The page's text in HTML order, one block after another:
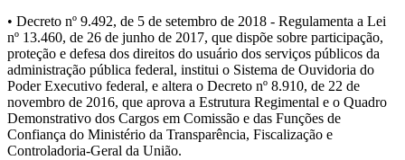
• Decreto nº 9.492, de 5 de setembro de 2018 - Regulamenta a Lei
nº 13.460, de 26 de junho de 2017, que dispõe sobre participação,
proteção e defesa dos direitos do usuário dos serviços públicos da
administração pública federal, institui o Sistema de Ouvidoria do
Poder Executivo federal, e altera o Decreto nº 8.910, de 22 de
novembro de 2016, que aprova a Estrutura Regimental e o Quadro
Demonstrativo dos Cargos em Comissão e das Funções de
Confiança do Ministério da Transparência, Fiscalização e
Controladoria-Geral da União.